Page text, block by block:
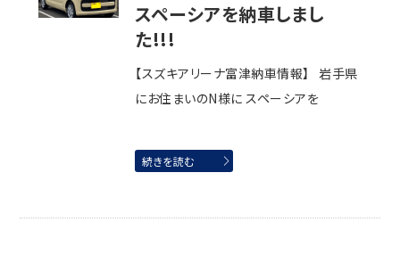
スペーシアを納車しまし
た!!!
【スズキアリーナ富津納車情報】 岩手県
にお住まいのN様に スペーシアを
続きを読む